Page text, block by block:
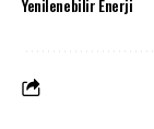
Yenilenebilir Enerji